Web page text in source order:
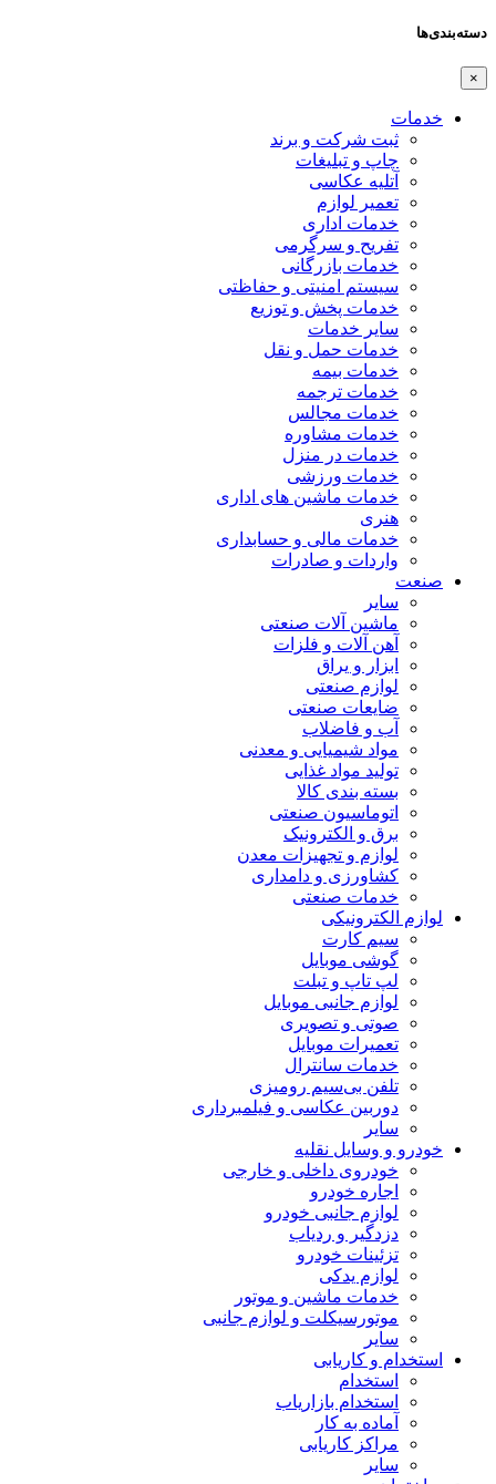
دسته‌بندی‌ها
×
خدمات
ثبت شرکت و برند
چاپ و تبلیغات
آتلیه عکاسی
تعمیر لوازم
خدمات اداری
تفریح و سرگرمی
خدمات بازرگانی
سیستم امنیتی و حفاظتی
خدمات پخش و توزیع
سایر خدمات
خدمات حمل و نقل
خدمات بیمه
خدمات ترجمه
خدمات مجالس
خدمات مشاوره
خدمات در منزل
خدمات ورزشی
خدمات ماشین های اداری
هنری
خدمات مالی و حسابداری
واردات و صادرات
صنعت
سایر
ماشین آلات صنعتی
آهن آلات و فلزات
ابزار و یراق
لوازم صنعتی
ضایعات صنعتی
آب و فاضلاب
مواد شیمیایی و معدنی
تولید مواد غذایی
بسته بندی کالا
اتوماسیون صنعتی
برق و الکترونیک
لوازم و تجهیزات معدن
کشاورزی و دامداری
خدمات صنعتی
لوازم الکترونیکی
سیم کارت
گوشی موبایل
لپ تاپ و تبلت
لوازم جانبی موبایل
صوتی و تصویری
تعمیرات موبایل
خدمات سانترال
تلفن بی‌سیم رومیزی
دوربین عکاسی و فیلمبرداری
سایر
خودرو و وسایل نقلیه
خودروی داخلی و خارجی
اجاره خودرو
لوازم جانبی خودرو
دزدگیر و ردیاب
تزئینات خودرو
لوازم یدکی
خدمات ماشین و موتور
موتورسیکلت و لوازم جانبی
سایر
استخدام و کاریابی
استخدام
استخدام بازاریاب
آماده به کار
مراکز کاریابی
سایر